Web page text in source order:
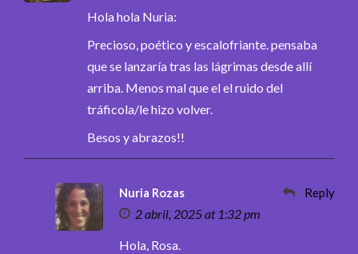
Hola hola Nuria:
Precioso, poético y escalofriante. pensaba
que se lanzaría tras las lágrimas desde allí
arriba. Menos mal que el el ruido del
tráficola/le hizo volver.
Besos y abrazos!!
Nuria Rozas
2 abril, 2025 at 1:32 pm
Reply
Hola, Rosa.